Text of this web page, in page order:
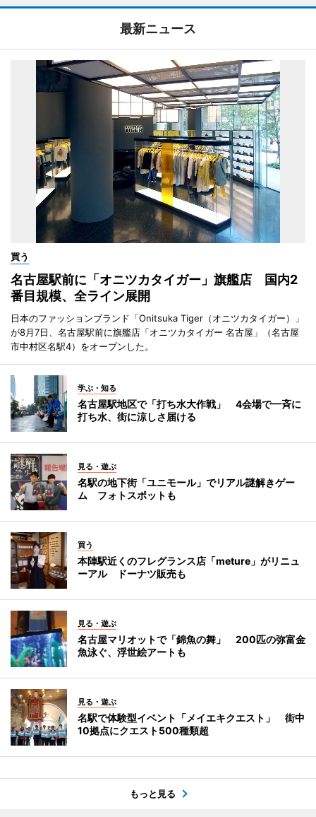
最新ニュース
買う
名古屋駅前に「オニツカタイガー」旗艦店 国内2
番目規模、全ライン展開
日本のファッションブランド「Onitsuka Tiger（オニツカタイガー）」
が8月7日、名古屋駅前に旗艦店「オニツカタイガー 名古屋」（名古屋
市中村区名駅4）をオープンした。
学ぶ・知る
名古屋駅地区で「打ち水大作戦」 4会場で一斉に
打ち水、街に涼しさ届ける
見る・遊ぶ
名駅の地下街「ユニモール」でリアル謎解きゲー
ム フォトスポットも
買う
本陣駅近くのフレグランス店「meture」がリニュ
ーアル ドーナツ販売も
見る・遊ぶ
名古屋マリオットで「錦魚の舞」 200匹の弥富金
魚泳ぐ、浮世絵アートも
見る・遊ぶ
名駅で体験型イベント「メイエキクエスト」 街中
10拠点にクエスト500種類超
もっと見る